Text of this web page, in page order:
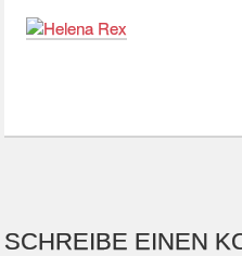
SCHREIBE EINEN